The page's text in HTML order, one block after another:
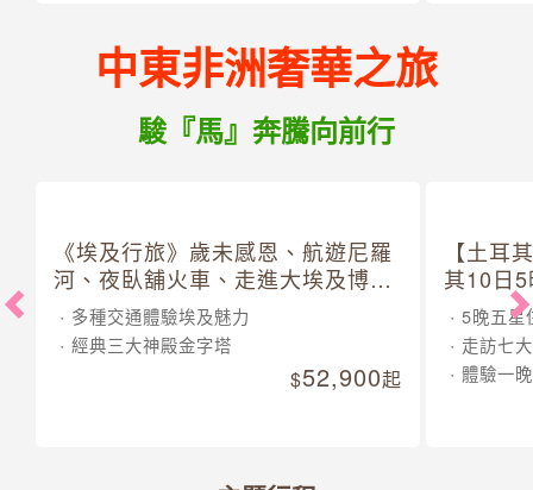
中東非洲奢華之旅
駿『馬』奔騰向前行
《埃及行旅》歲未感恩、航遊尼羅
河、夜臥舖火車、走進大埃及博物
館 10 日
多種交通體驗埃及魅力
經典三大神殿金字塔
52,900起
【土耳
其10日
5晚五星
走訪七
體驗一